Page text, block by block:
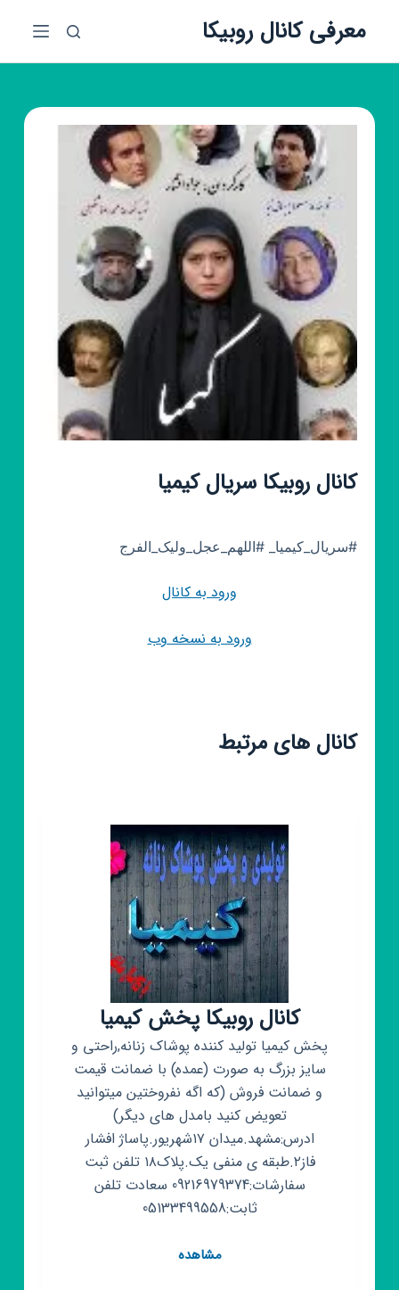
ش
معرفی کانال روبیکا
کانال روبیکا سریال کیمیا
#سریال_کیمیا_ #اللهم_عجل_ولیک_الفرج
ورود به کانال
ورود به نسخه وب
کانال های مرتبط
کانال روبیکا پخش کیمیا
پخش کیمیا تولید کننده پوشاک زنانه,راحتی و
سایز بزرگ به صورت (عمده) با ضمانت قیمت
و ضمانت فروش (که اگه نفروختین میتوانید
تعویض کنید بامدل های دیگر)
ادرس:مشهد.میدان ۱۷شهریور.پاساژ افشار
فاز۲.طبقه ی منفی یک.پلاک۱۸ تلفن ثبت
سفارشات:09216979374 سعادت تلفن
ثابت:05133499558
مشاهدهکانال